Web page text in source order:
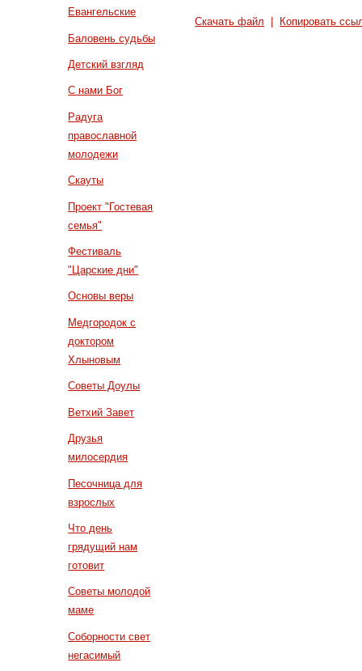
Евангельские
Баловень судьбы
Детский взгляд
С нами Бог
Радуга
православной
молодежи
Скауты
Проект "Гостевая
семья"
Фестиваль
"Царские дни"
Основы веры
Медгородок с
доктором
Хлыновым
Советы Доулы
Ветхий Завет
Друзья
милосердия
Песочница для
взрослых
Что день
грядущий нам
готовит
Советы молодой
маме
Соборности свет
негасимый
Скачать файл Копировать